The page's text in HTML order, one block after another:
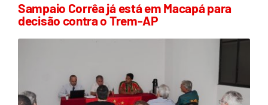
Sampaio Corrêa já está em Macapá para
decisão contra o Trem-AP